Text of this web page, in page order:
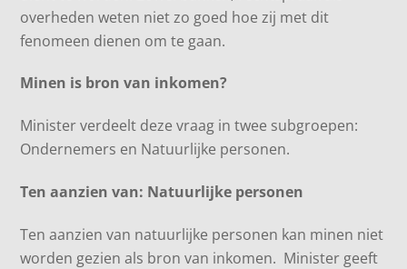
overheden weten niet zo goed hoe zij met dit
fenomeen dienen om te gaan.
Minen is bron van inkomen?
Minister verdeelt deze vraag in twee subgroepen:
Ondernemers en Natuurlijke personen.
Ten aanzien van: Natuurlijke personen
Ten aanzien van natuurlijke personen kan minen niet
worden gezien als bron van inkomen. Minister geeft